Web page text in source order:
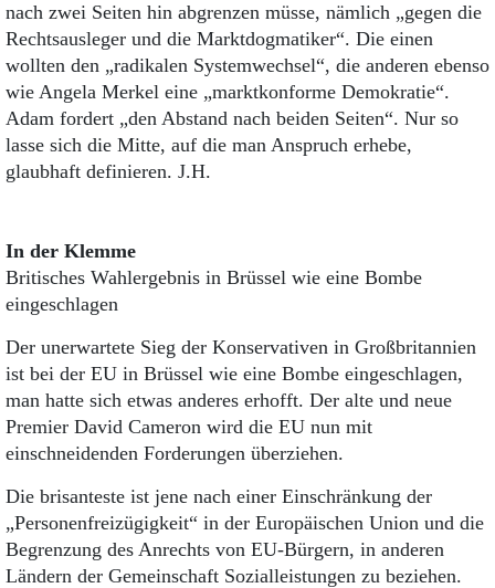
nach zwei Seiten hin abgrenzen müsse, nämlich „gegen die
Rechtsausleger und die Marktdogmatiker“. Die einen
wollten den „radikalen Systemwechsel“, die anderen ebenso
wie Angela Merkel eine „marktkonforme Demokratie“.
Adam fordert „den Abstand nach beiden Seiten“. Nur so
lasse sich die Mitte, auf die man Anspruch erhebe,
glaubhaft definieren. J.H.
In der Klemme
Britisches Wahlergebnis in Brüssel wie eine Bombe
eingeschlagen
Der unerwartete Sieg der Konservativen in Großbritannien
ist bei der EU in Brüssel wie eine Bombe eingeschlagen,
man hatte sich etwas anderes erhofft. Der alte und neue
Premier David Cameron wird die EU nun mit
einschneidenden Forderungen überziehen.
Die brisanteste ist jene nach einer Einschränkung der
„Personenfreizügigkeit“ in der Europäischen Union und die
Begrenzung des Anrechts von EU-Bürgern, in anderen
Ländern der Gemeinschaft Sozialleistungen zu beziehen.